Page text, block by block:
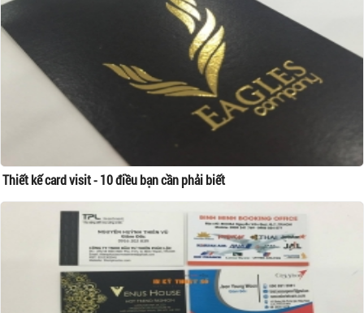
Thiết kế card visit - 10 điều bạn cần phải biết